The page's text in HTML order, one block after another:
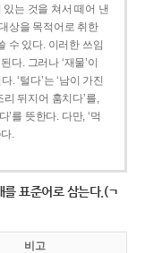
있는 것을 쳐서 떼어 낸
상을 목적어로 취한
수 있다. 이러한 쓰임
다. 그러나 ‘재물’이
‘털다’는 ‘남이 가진
뒤지어 훔치다’를,
’를 뜻한다. 다만, ‘먹
.
표준어로 삼는다.(ㄱ
비고